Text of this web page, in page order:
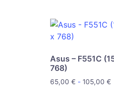
Asus – F551C
768)
65,00 € - 105,00 €